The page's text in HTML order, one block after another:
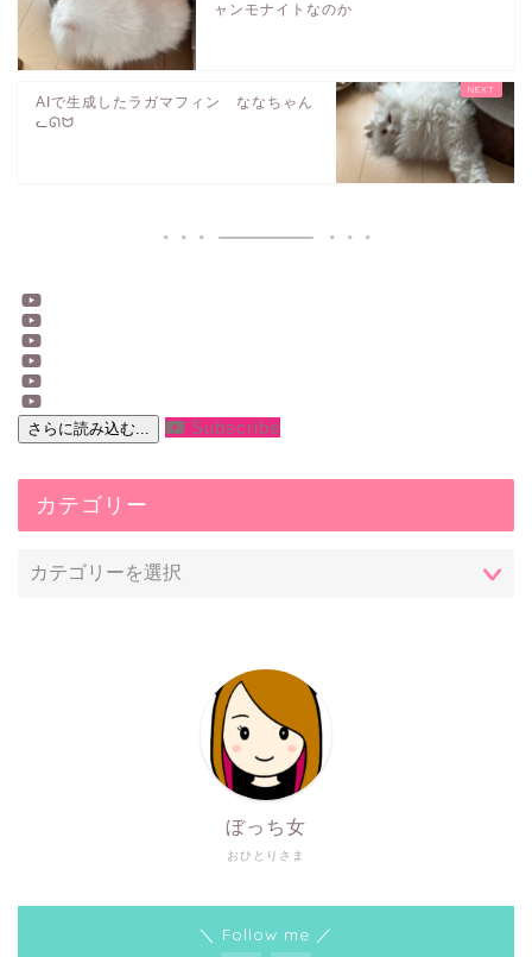
ャンモナイトなのか
AIで生成したラガマフィン ななちゃん
ᓚᘏᗢ
さらに読み込む... Subscribe
カテゴリー
おひとりさま
ぼっち女
＼ Follow me ／